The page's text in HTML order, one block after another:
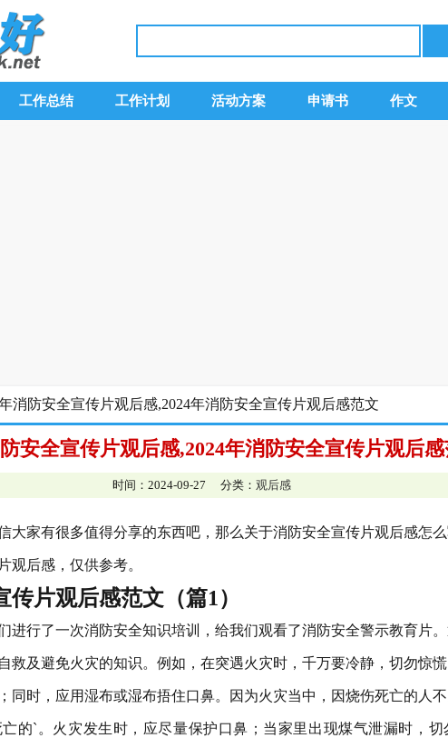
工作总结 工作计划 活动方案 申请书 作文
消防安全宣传片观后感,2024年消防安全宣传片观后感范文
安全宣传片观后感,2024年消防安全宣传片观后
时间：2024-09-27 分类： 观后感
大家有很多值得分享的东西吧，那么关于消防安全宣传片观后感怎
观后感，仅供参考。
传片观后感范文（篇1）
进行了一次消防安全知识培训，给我们观看了消防安全警示教育片。
救及避免火灾的知识。例如，在突遇火灾时，千万要冷静，切勿惊
同时，应用湿布或湿布捂住口鼻。因为火灾当中，因烧伤死亡的人
的`。火灾发生时，应尽量保护口鼻；当家里出现煤气泄漏时，